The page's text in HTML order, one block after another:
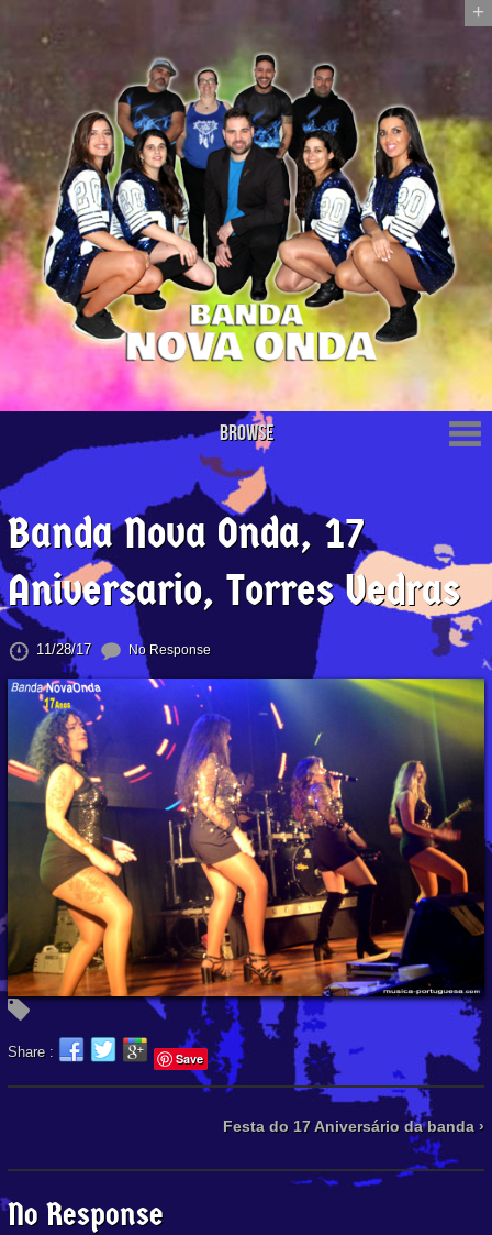
+
Browse
Banda Nova Onda, 17
Aniversario, Torres Vedras
11/28/17 No Response
Share : Save
Festa do 17 Aniversário da banda ›
No Response